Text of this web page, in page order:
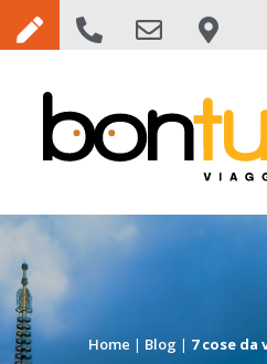
Home | Blog | 7 cose da